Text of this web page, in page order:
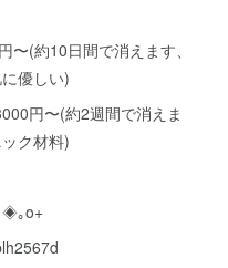
(約10日間で消えます、
優しい)
円〜(約2週間で消えま
ク材料)
◈｡o+